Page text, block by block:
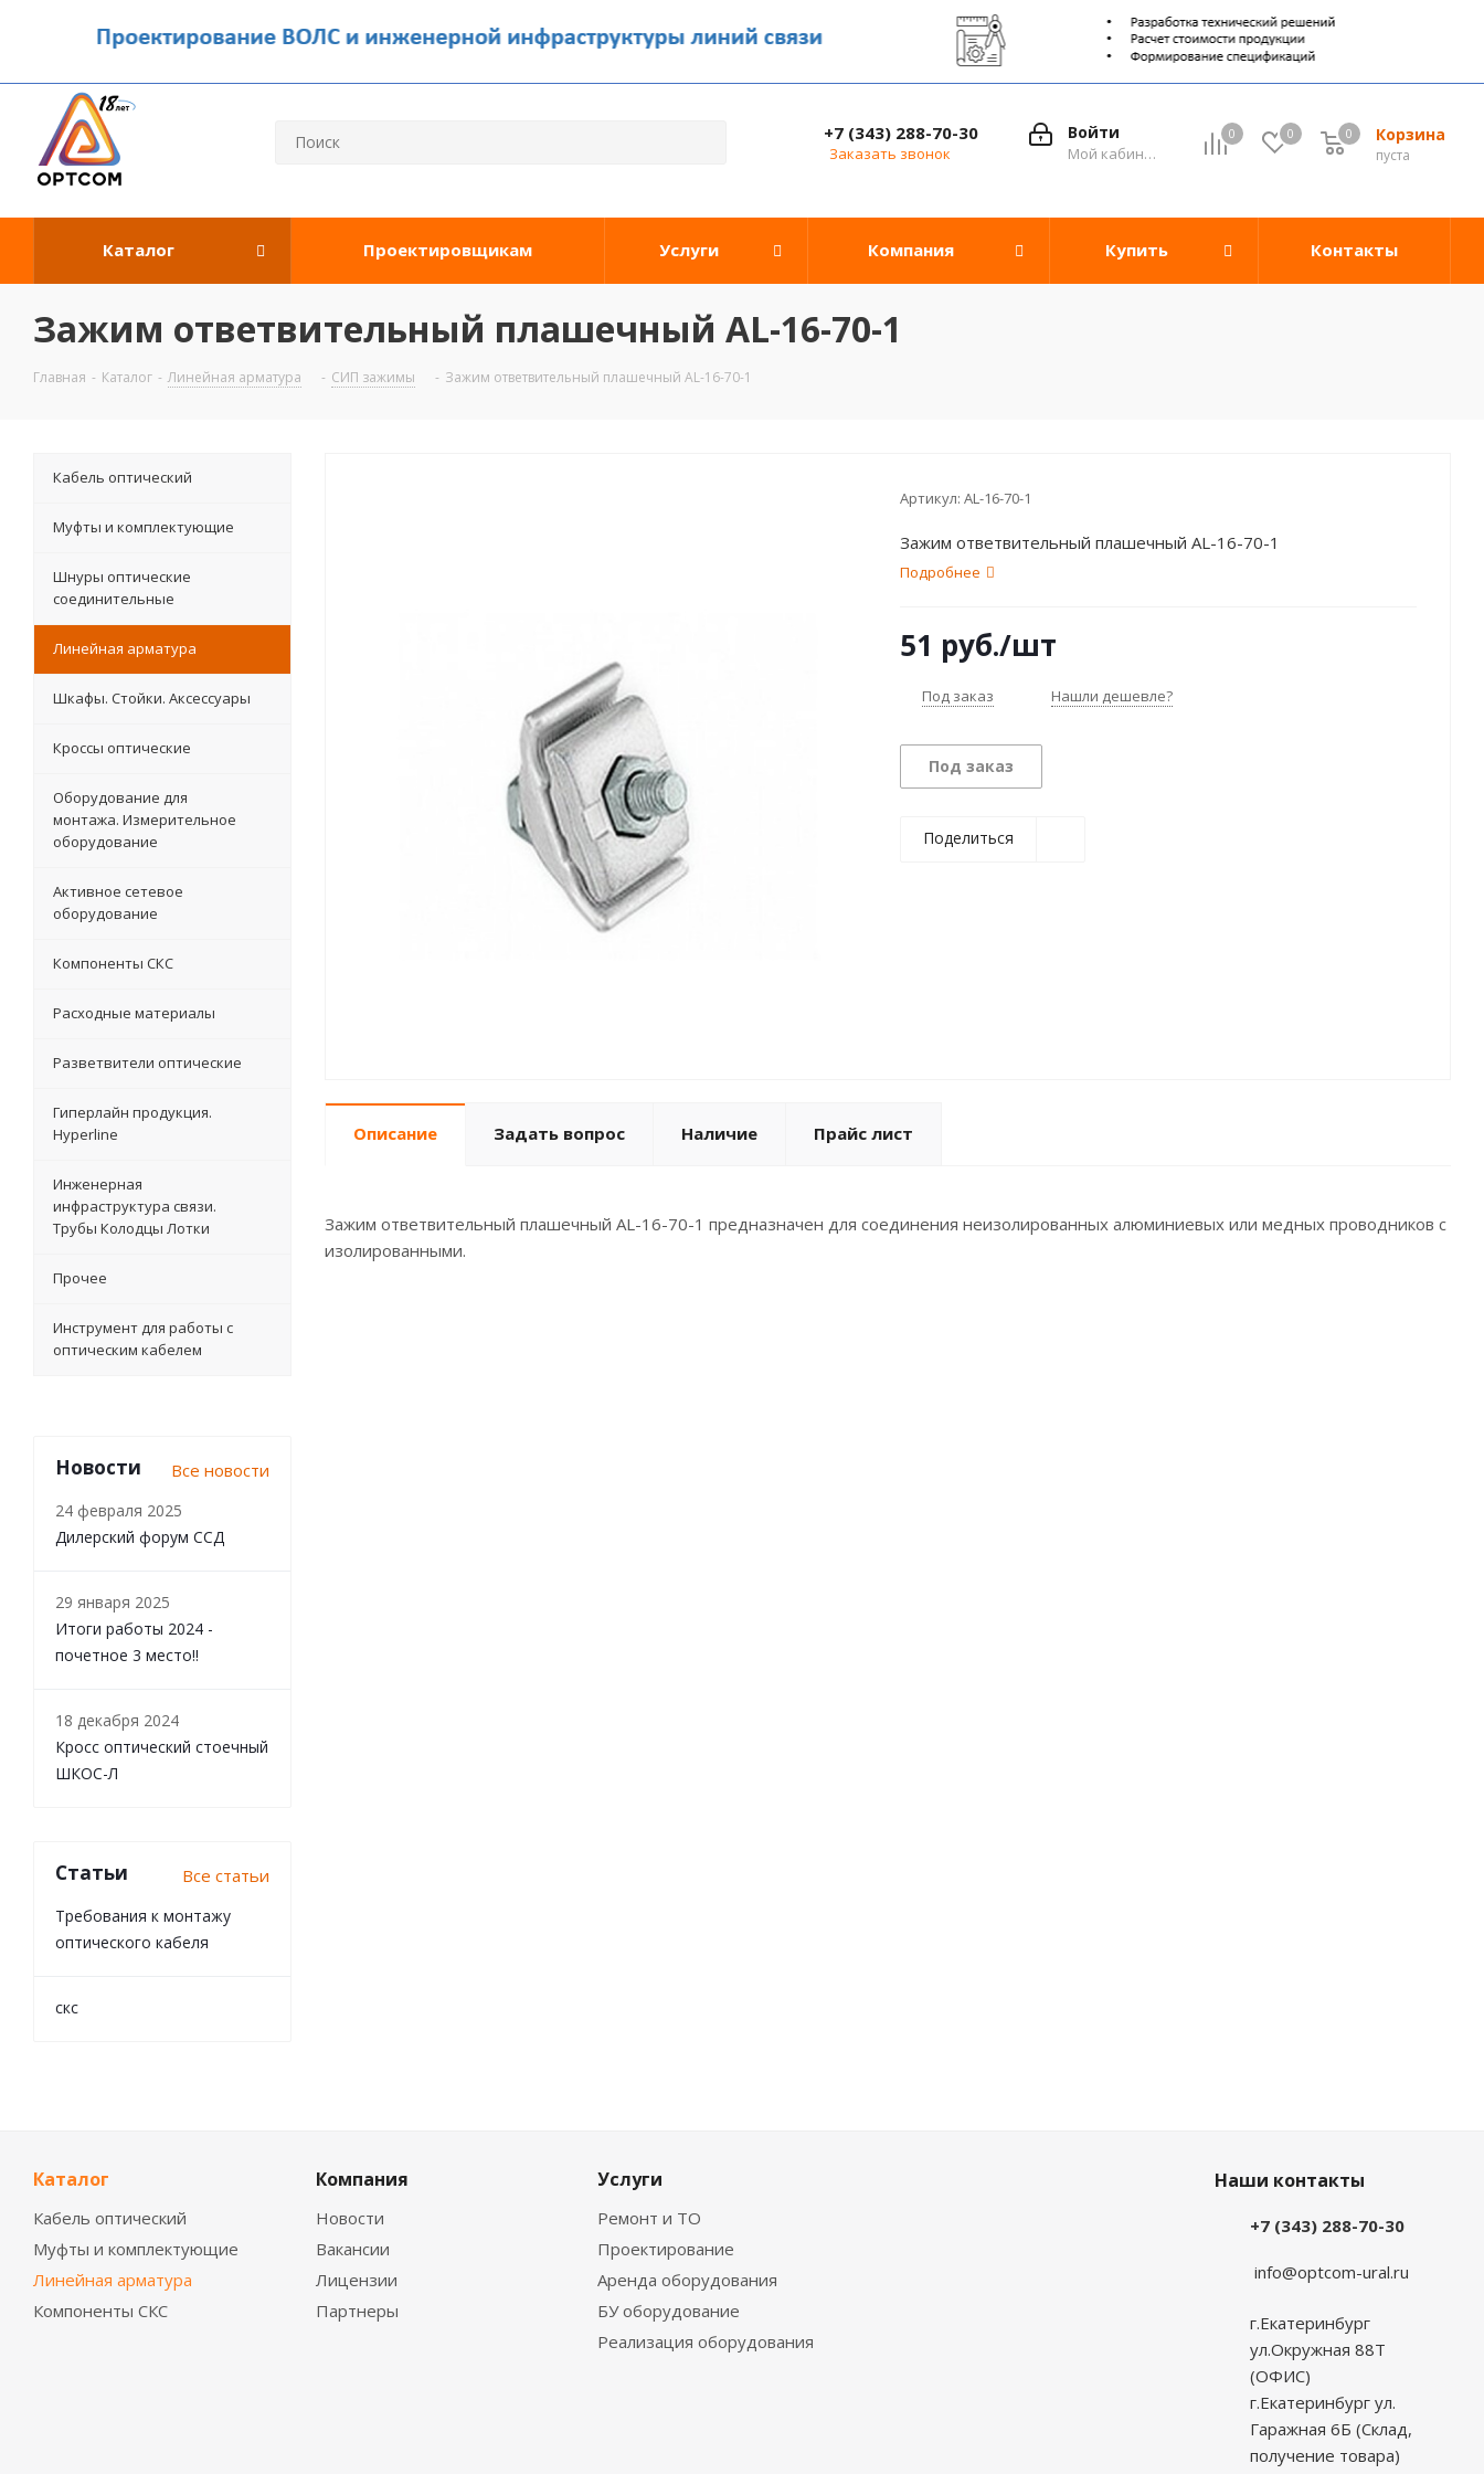
0 0 Корзина
0
пуста
0
Войти
Мой кабинет
+7 (343) 288-70-30
Заказать звонок
Каталог Проектировщикам Услуги Компания Купить Контакты
Зажим ответвительный плашечный AL-16-70-1
Главная - Каталог - Линейная арматура - СИП зажимы - Зажим ответвительный плашечный AL-16-70-1
Артикул: AL-16-70-1
Зажим ответвительный плашечный AL-16-70-1
Подробнее
51 руб./шт
Под заказ Нашли дешевле?
Под заказ
Поделиться
Описание Задать вопрос Наличие Прайс лист
Зажим ответвительный плашечный AL-16-70-1 предназначен для соединения неизолированных алюминиевых или медных проводников с
изолированными.
Кабель оптический
Муфты и комплектующие
Шнуры оптические
соединительные
Линейная арматура
Шкафы. Стойки. Аксесcуары
Кроссы оптические
Оборудование для
монтажа. Измерительное
оборудование
Активное сетевое
оборудование
Компоненты СКС
Расходные материалы
Разветвители оптические
Гиперлайн продукция.
Hyperline
Инженерная
инфраструктура связи.
Трубы Колодцы Лотки
Прочее
Инструмент для работы с
оптическим кабелем
Новости Все новости
24 февраля 2025
Дилерский форум ССД
29 января 2025
Итоги работы 2024 -
почетное 3 место!!
18 декабря 2024
Кросс оптический стоечный
ШКОС-Л
Статьи Все статьи
Требования к монтажу
оптического кабеля
скс
Каталог
Кабель оптический
Муфты и комплектующие
Линейная арматура
Компоненты СКС
Компания
Новости
Вакансии
Лицензии
Партнеры
Услуги
Ремонт и ТО
Проектирование
Аренда оборудования
БУ оборудование
Реализация оборудования
Наши контакты
+7 (343) 288-70-30
info@optcom-ural.ru
г.Екатеринбург
ул.Окружная 88Т
(ОФИС)
г.Екатеринбург ул.
Гаражная 6Б (Склад,
получение товара)